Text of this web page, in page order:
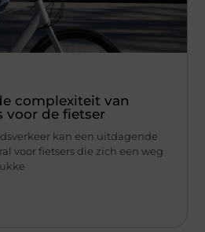
complexiteit van
voor de fietser
kan een uitdagende
voor fietsers die zich een weg